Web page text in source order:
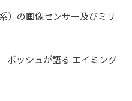
の画像センサー及びミリ
ッシュが語る エイミング